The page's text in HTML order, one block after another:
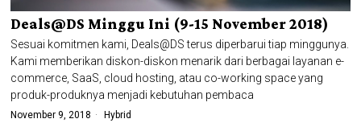
Deals@DS Minggu Ini (9-15 November 2018)
Sesuai komitmen kami, Deals@DS terus diperbarui tiap minggunya.
Kami memberikan diskon-diskon menarik dari berbagai layanan e-
commerce, SaaS, cloud hosting, atau co-working space yang
produk-produknya menjadi kebutuhan pembaca
November 9, 2018 Hybrid